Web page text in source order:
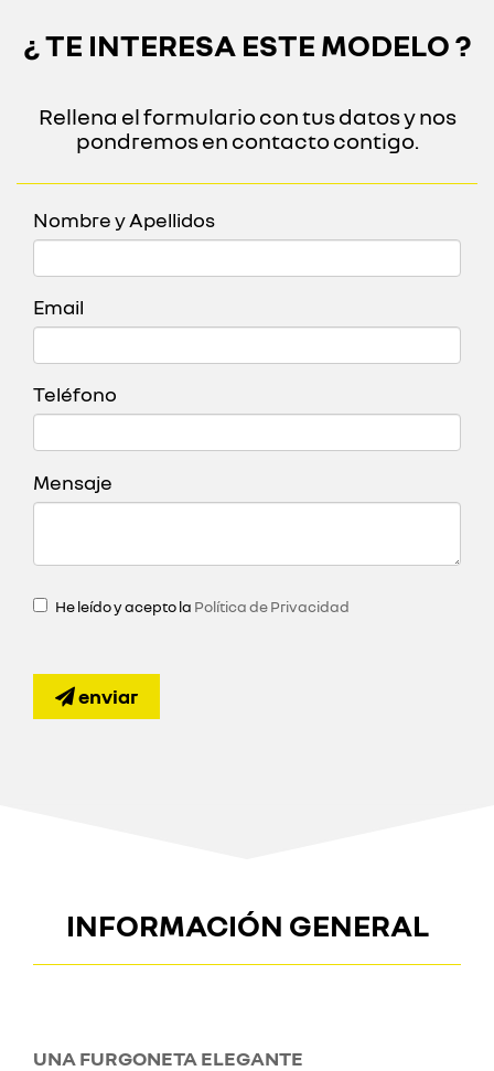
¿ TE INTERESA ESTE MODELO ?
Rellena el formulario con tus datos y nos
pondremos en contacto contigo.
Nombre y Apellidos
Email
Teléfono
Mensaje
He leído y acepto la Política de Privacidad
enviar
INFORMACIÓN GENERAL
UNA FURGONETA ELEGANTE